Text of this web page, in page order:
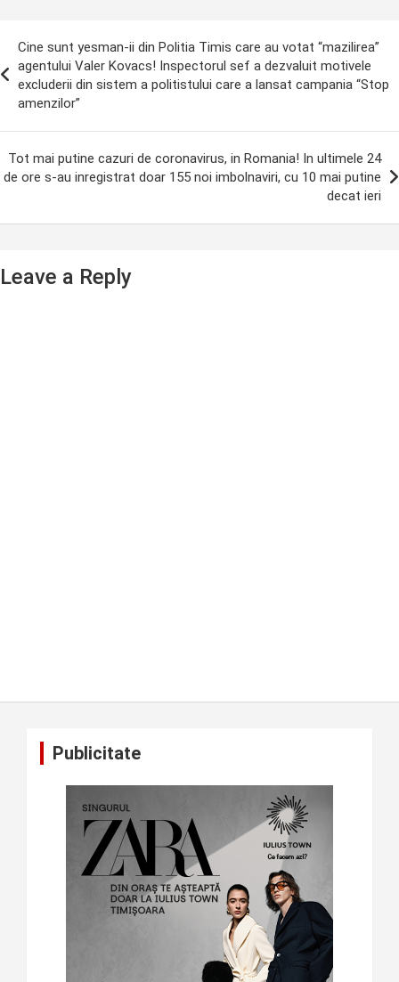
Cine sunt yesman-ii din Politia Timis care au votat “mazilirea”
agentului Valer Kovacs! Inspectorul sef a dezvaluit motivele
excluderii din sistem a politistului care a lansat campania “Stop
amenzilor”
Tot mai putine cazuri de coronavirus, in Romania! In ultimele 24
de ore s-au inregistrat doar 155 noi imbolnaviri, cu 10 mai putine
decat ieri
Leave a Reply
Publicitate